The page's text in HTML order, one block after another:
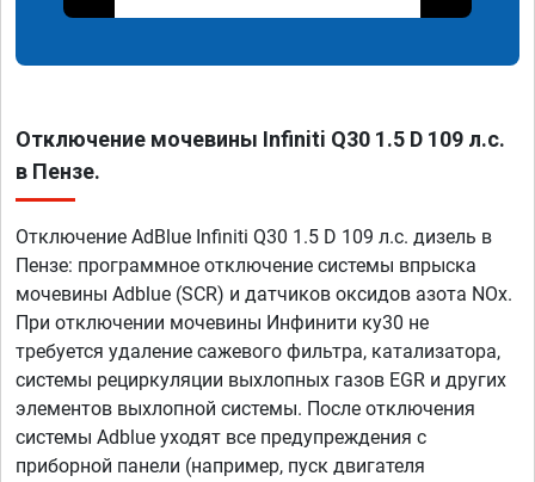
Отключение мочевины Infiniti Q30 1.5 D 109 л.с.
в Пензе.
Отключение AdBlue Infiniti Q30 1.5 D 109 л.с. дизель в
Пензе: программное отключение системы впрыска
мочевины Adblue (SCR) и датчиков оксидов азота NOx.
При отключении мочевины Инфинити ку30 не
требуется удаление сажевого фильтра, катализатора,
системы рециркуляции выхлопных газов EGR и других
элементов выхлопной системы. После отключения
системы Adblue уходят все предупреждения с
приборной панели (например, пуск двигателя